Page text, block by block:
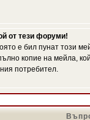
от тези форуми!
е бил пунат този
копие на мейла,
потребител.